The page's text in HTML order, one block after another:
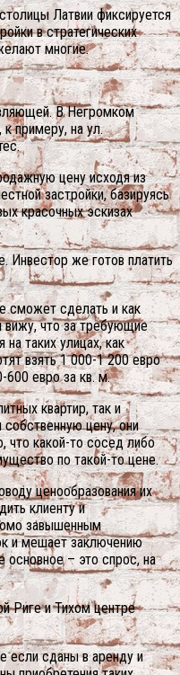
Латвии фиксируется
в стратегических
многие.
В Негромком
примеру, на ул.
цену исходя из
застройки, базируясь
красочных эскизах
Инвестор же готов платить
сможет сделать и как
вижу, что за требующие
таких улицах, как
взять 1 000-1 200 евро
600 евро за кв. м.
квартир, так и
цену, они
что какой-то сосед либо
по такой-то цене.
ценообразования их
клиенту и
завышенным
и мешает заключению
– это спрос, на
Риге и Тихом центре
если сданы в аренду и